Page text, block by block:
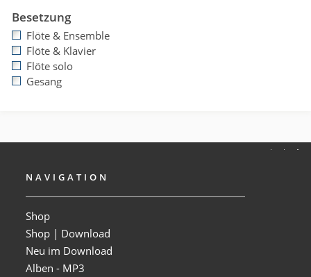
Besetzung
Flöte & Ensemble
Flöte & Klavier
Flöte solo
Gesang
NAVIGATION
Shop
Shop | Download
Neu im Download
Alben - MP3